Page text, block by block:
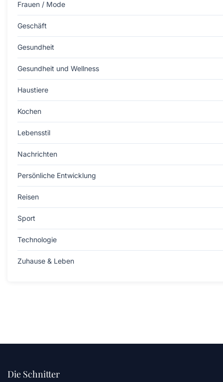
Frauen / Mode
Geschäft
Gesundheit
Gesundheit und Wellness
Haustiere
Kochen
Lebensstil
Nachrichten
Persönliche Entwicklung
Reisen
Sport
Technologie
Zuhause & Leben
Die Schnitter